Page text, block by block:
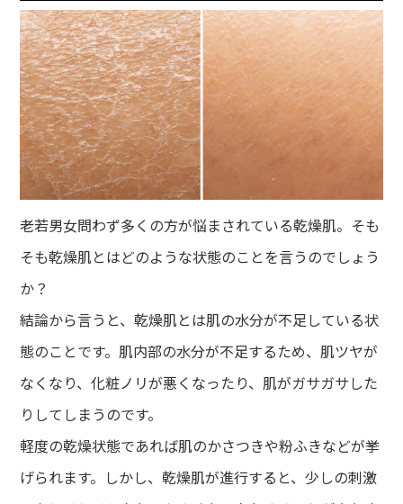
老若男女問わず多くの方が悩まされている乾燥肌。そも
そも乾燥肌とはどのような状態のことを言うのでしょう
か？
結論から言うと、乾燥肌とは肌の水分が不足している状
態のことです。肌内部の水分が不足するため、肌ツヤが
なくなり、化粧ノリが悪くなったり、肌がガサガサした
りしてしまうのです。
軽度の乾燥状態であれば肌のかさつきや粉ふきなどが挙
げられます。しかし、乾燥肌が進行すると、少しの刺激